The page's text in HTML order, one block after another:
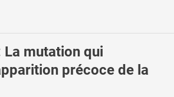
La mutation qui
précoce de la